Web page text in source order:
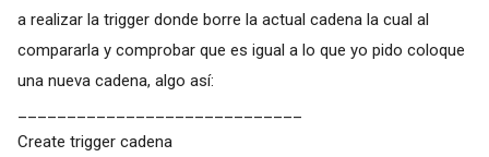
a realizar la trigger donde borre la actual cadena la cual al
compararla y comprobar que es igual a lo que yo pido coloque
una nueva cadena, algo así:
Create trigger cadena